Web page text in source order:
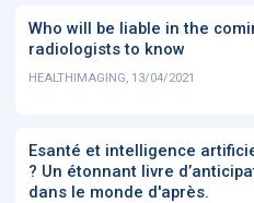
Who will be liable in the
radiologists to know
HEALTHIMAGING, 13/04/2021
Esanté et intelligence
? Un étonnant livre
dans le monde d'après.